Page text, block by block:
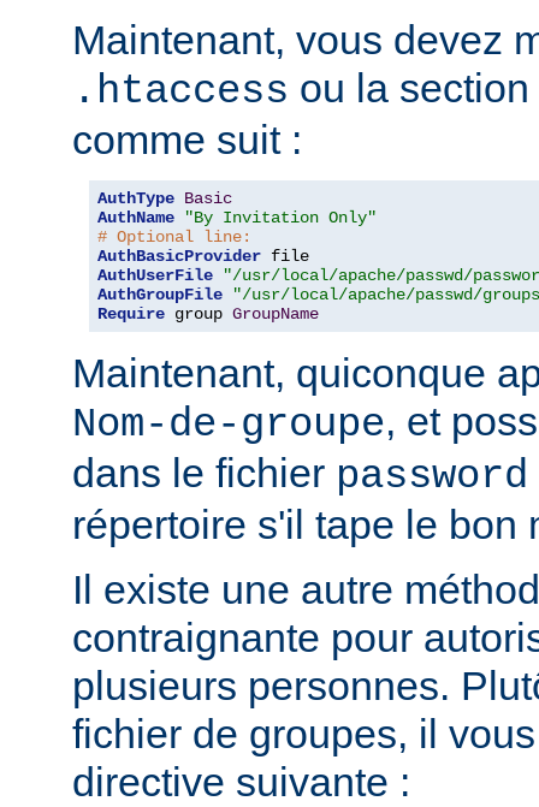
Maintenant, vous devez
.htaccess ou la section
comme suit :
AuthType Basic
AuthName
"By Invitation Only"
# Optional line:
AuthBasicProvider
AuthUserFile
"/usr/local/apache/passwd/
AuthGroupFile
"/usr/local/apache/passwd/
Require group GroupName
Maintenant, quiconque
Nom-de-groupe, et
dans le fichier password
répertoire s'il tape le bon
Il existe une autre
contraignante pour
plusieurs personnes.
fichier de groupes, il
directive suivante :